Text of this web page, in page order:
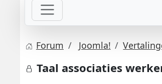
Forum Joomla!
Taal associaties